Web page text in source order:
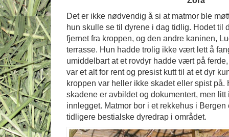
Det er ikke nødvendig å si at matmor ble
hun skulle se til dyrene i dag tidlig. Hodet til
fjernet fra kroppen, og den andre kaninen,
terrasse. Hun hadde trolig ikke vært lett å
umiddelbart at et rovdyr hadde vært på
var et alt for rent og presist kutt til at et dyr
kroppen var heller ikke skadet eller spist på.
skadene er avbildet og dokumentert, men litt
innlegget. Matmor bor i et rekkehus i
tidligere bestialske dyredrap i området.